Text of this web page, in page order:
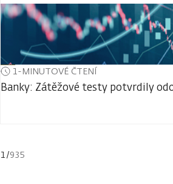
1-MINUTOVÉ ČTENÍ
Banky: Zátěžové testy potvrdily
1/935